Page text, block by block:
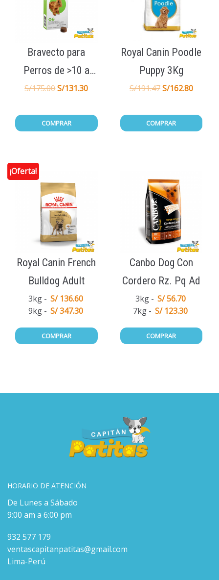
Bravecto para
Perros de >10 a
20KG 1Tab
S/175.00S/131.30
COMPRAR
Royal Canin Poodle
Puppy 3Kg
S/191.47S/162.80
COMPRAR
¡Oferta!
Royal Canin French
Bulldog Adult
3kg
S/ 136.60
9kg
S/ 347.30
COMPRAR
Canbo Dog Con
Cordero Rz. Pq Ad
3kg
S/ 56.70
7kg
S/ 123.30
COMPRAR
HORARIO DE ATENCIÓN
De Lunes a Sábado
9:00 am a 6:00 pm
932 577 179
ventascapitanpatitas@gmail.com
Lima-Perú